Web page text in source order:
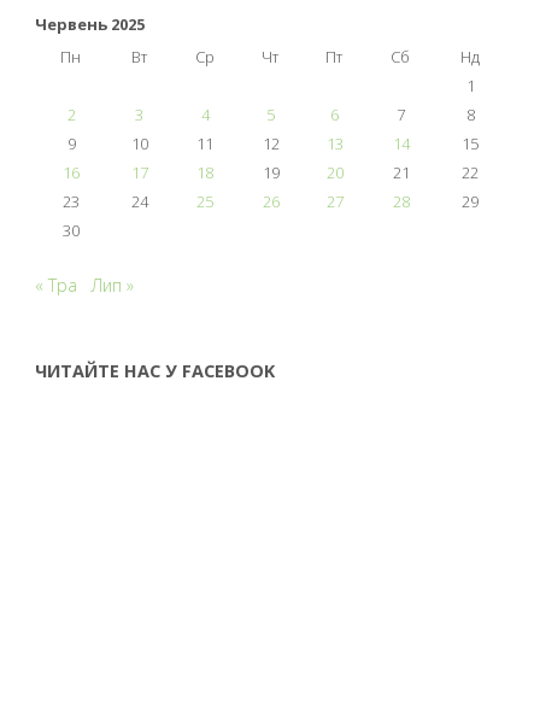
Червень 2025
Пн
Вт Ср Чт Пт Сб
Нд
1
2
3 4 5 6 7
8
9
10 11 12 13 14
15
16
17 18 19 20 21
22
23
24 25 26 27 28
29
30
« Тра Лип »
ЧИТАЙТЕ НАС У FACEBOOK